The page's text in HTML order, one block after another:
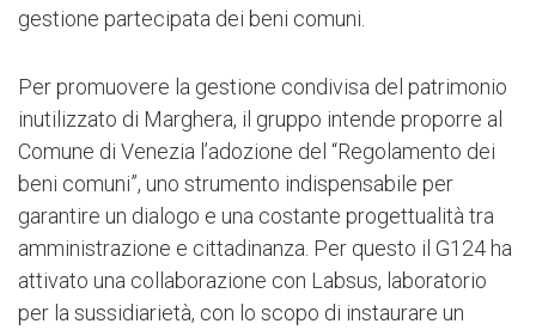
gestione partecipata dei beni comuni.
Per promuovere la gestione condivisa del patrimonio
inutilizzato di Marghera, il gruppo intende proporre al
Comune di Venezia l’adozione del “Regolamento dei
beni comuni”, uno strumento indispensabile per
garantire un dialogo e una costante progettualità tra
amministrazione e cittadinanza. Per questo il G124 ha
attivato una collaborazione con Labsus, laboratorio
per la sussidiarietà, con lo scopo di instaurare un